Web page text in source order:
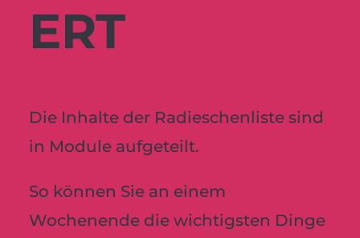
ERT
Die Inhalte der Radieschenliste sind
in Module aufgeteilt.
So können Sie an einem
Wochenende die wichtigsten Dinge